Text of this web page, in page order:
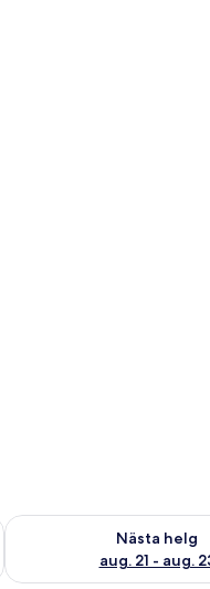
aug. 14 - aug. 16
Nästa helg
aug. 21 - aug.
Kontrollera